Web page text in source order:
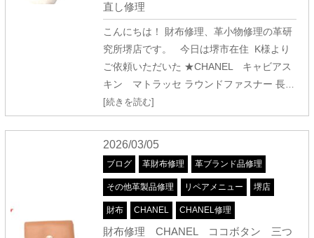
直し修理
こんにちは！ 財布修理、革小物修理の革研
究所堺店です。 今日は堺市在住 K様より
ご依頼いただいた ★CHANEL キャビアス
キン マトラッセ ラウンドファスナー 長…
[続きを読む]
2026/03/05
ブログ 革財布修理 革ブランド品修理
その他革製品修理 リペアメニュー 堺店
財布 CHANEL CHANEL修理
財布修理 CHANEL ココボタン 三つ